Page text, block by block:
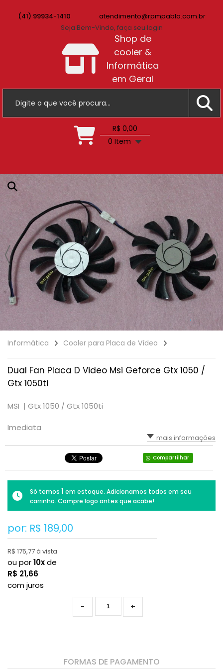
Shop de
cooler &
Informática
em Geral
(41) 99934-1410
atendimento@rpmpablo.com.br
Seja Bem-Vindo, faça seu login
R$ 0,00
0 Item
Informática Cooler para Placa de Vídeo
Dual Fan Placa D Video Msi Geforce Gtx 1050 /
Gtx 1050ti
MSI | Gtx 1050 / Gtx 1050ti
Imediata
mais informações
Compartilhar
Só temos 1 em estoque. Adicionamos todos em seu
carrinho. Compre logo antes que acabe!
por: R$ 189,00
R$ 175,77 à vista
ou por10xde
R$ 21,66
com juros
+
-
FORMAS DE PAGAMENTO